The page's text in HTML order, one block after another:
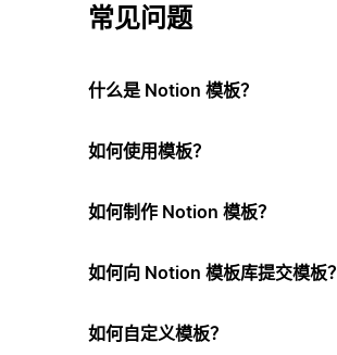
常见问题
什么是 Notion 模板？
如何使用模板？
如何制作 Notion 模板？
如何向 Notion 模板库提交模板？
如何自定义模板？